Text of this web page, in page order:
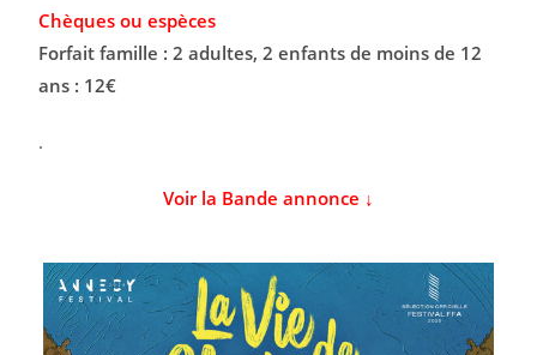
Chèques ou espèces
Forfait famille : 2 adultes, 2 enfants de moins de 12
ans : 12€
.
Voir la Bande annonce ↓